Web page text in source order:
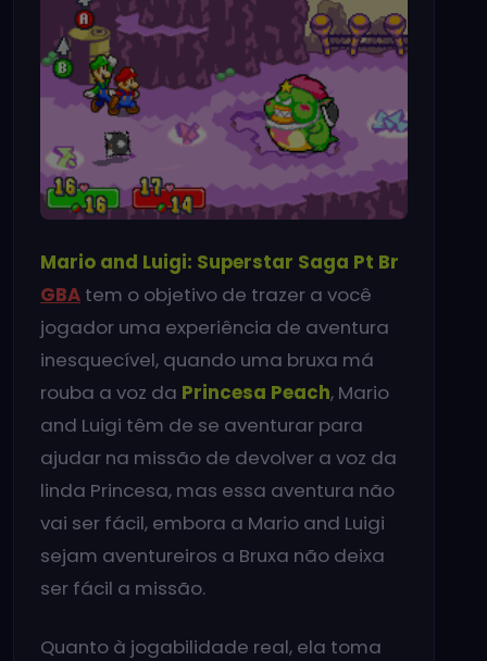
Mario and Luigi: Superstar Saga Pt Br
GBA tem o objetivo de trazer a você
jogador uma experiência de aventura
inesquecível, quando uma bruxa má
rouba a voz da Princesa Peach, Mario
and Luigi têm de se aventurar para
ajudar na missão de devolver a voz da
linda Princesa, mas essa aventura não
vai ser fácil, embora a Mario and Luigi
sejam aventureiros a Bruxa não deixa
ser fácil a missão.
Quanto à jogabilidade real, ela toma